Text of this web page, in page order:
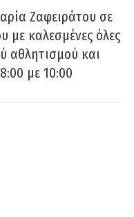
Ζαφειράτου σε
με καλεσμένες όλες
αθλητισμού και
με 10:00